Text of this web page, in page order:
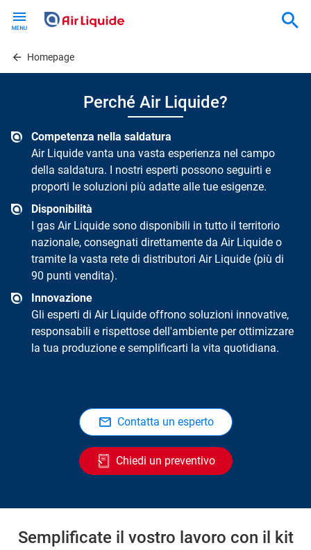
contentHomepage
Perché Air Liquide?
Competenza nella saldatura
Air Liquide vanta una vasta esperienza nel campo
della saldatura. I nostri esperti possono seguirti e
proporti le soluzioni più adatte alle tue esigenze.
Disponibilità
I gas Air Liquide sono disponibili in tutto il territorio
nazionale, consegnati direttamente da Air Liquide o
tramite la vasta rete di distributori Air Liquide (più di
90 punti vendita).
Innovazione
Gli esperti di Air Liquide offrono soluzioni innovative,
responsabili e rispettose dell'ambiente per ottimizzare
la tua produzione e semplificarti la vita quotidiana.
Contatta un esperto
Chiedi un preventivo
Semplificate il vostro lavoro con il kit